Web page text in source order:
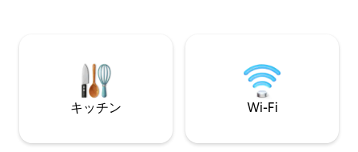
ファベッド。
お支払いいただく
キッチン Wi-Fi